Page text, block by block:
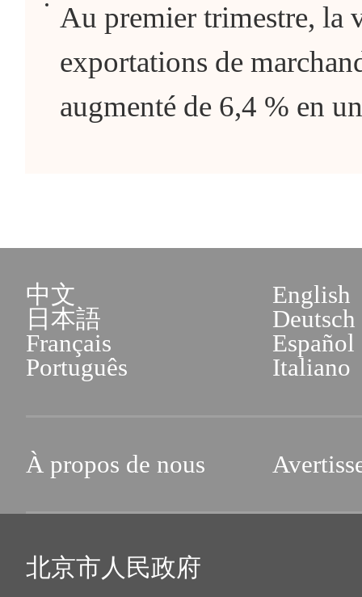
Au premier trimestre, la
exportations de
augmenté de 6,4 % en
中文
English
日本語
Deutsch
Français
Español
Português
Italiano
À propos de nous
北京市人民政府